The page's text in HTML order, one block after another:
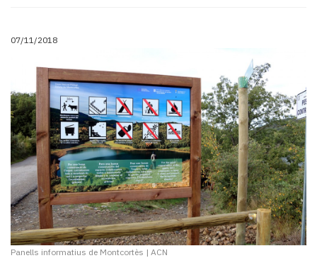
07/11/2018
Panells informatius de Montcortès | ACN